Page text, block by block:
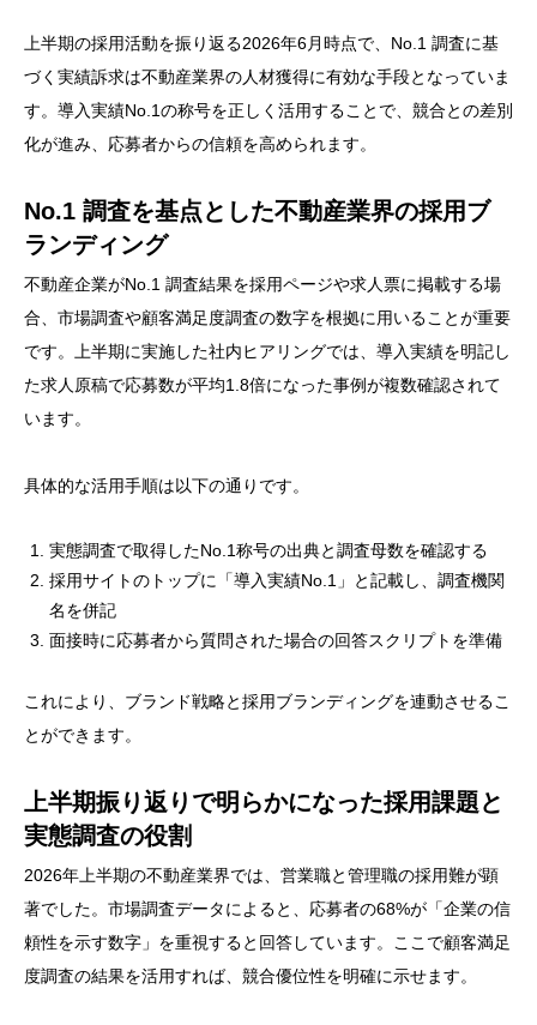
上半期の採用活動を振り返る2026年6月時点で、No.1 調査に基
づく実績訴求は不動産業界の人材獲得に有効な手段となっていま
す。導入実績No.1の称号を正しく活用することで、競合との差別
化が進み、応募者からの信頼を高められます。
No.1 調査を基点とした不動産業界の採用ブ
ランディング
不動産企業がNo.1 調査結果を採用ページや求人票に掲載する場
合、市場調査や顧客満足度調査の数字を根拠に用いることが重要
です。上半期に実施した社内ヒアリングでは、導入実績を明記し
た求人原稿で応募数が平均1.8倍になった事例が複数確認されて
います。
具体的な活用手順は以下の通りです。
実態調査で取得したNo.1称号の出典と調査母数を確認する
採用サイトのトップに「導入実績No.1」と記載し、調査機関
名を併記
面接時に応募者から質問された場合の回答スクリプトを準備
これにより、ブランド戦略と採用ブランディングを連動させるこ
とができます。
上半期振り返りで明らかになった採用課題と
実態調査の役割
2026年上半期の不動産業界では、営業職と管理職の採用難が顕
著でした。市場調査データによると、応募者の68%が「企業の信
頼性を示す数字」を重視すると回答しています。ここで顧客満足
度調査の結果を活用すれば、競合優位性を明確に示せます。